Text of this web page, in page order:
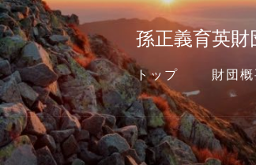
孫正義育英財
トップ 財団概